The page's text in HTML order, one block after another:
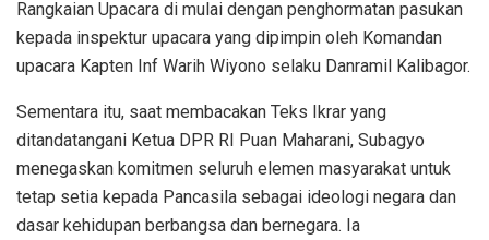
Rangkaian Upacara di mulai dengan penghormatan pasukan
kepada inspektur upacara yang dipimpin oleh Komandan
upacara Kapten Inf Warih Wiyono selaku Danramil Kalibagor.
Sementara itu, saat membacakan Teks Ikrar yang
ditandatangani Ketua DPR RI Puan Maharani, Subagyo
menegaskan komitmen seluruh elemen masyarakat untuk
tetap setia kepada Pancasila sebagai ideologi negara dan
dasar kehidupan berbangsa dan bernegara. Ia